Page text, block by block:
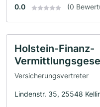
0.0 (0
Holstein-Finanz-
Versicherungsvertreter
Lindenstr. 35, 25548